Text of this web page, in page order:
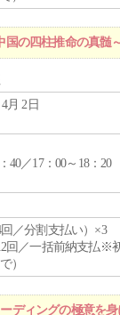
の四柱推命の真髄
月 2日
40／17：00～18：20
回／分割支払い）×3
回／一括前納支払※
）
ディングの極意を身